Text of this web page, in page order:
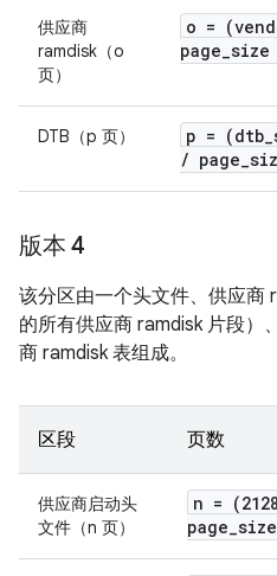
供应商
ramdisk（o
页）
o =
page_
DTB（p 页） p = (dtb_
/ page_
版本 4
该分区由一个头文件、供应商
的所有供应商 ramdisk 片段）
商 ramdisk 表组成。
区段 页数
供应商启动头
文件（n 页）
n =
page_size